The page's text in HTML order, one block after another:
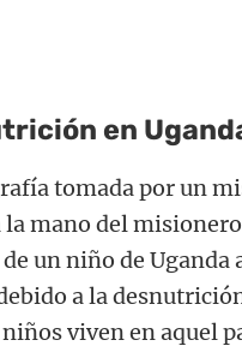
en
tomada por un
mano del
un niño de Uganda
a la
viven en aquel